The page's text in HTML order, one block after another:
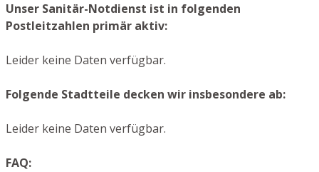
Unser Sanitär-Notdienst ist in folgenden
Postleitzahlen primär aktiv:
Leider keine Daten verfügbar.
Folgende Stadtteile decken wir insbesondere ab:
Leider keine Daten verfügbar.
FAQ: